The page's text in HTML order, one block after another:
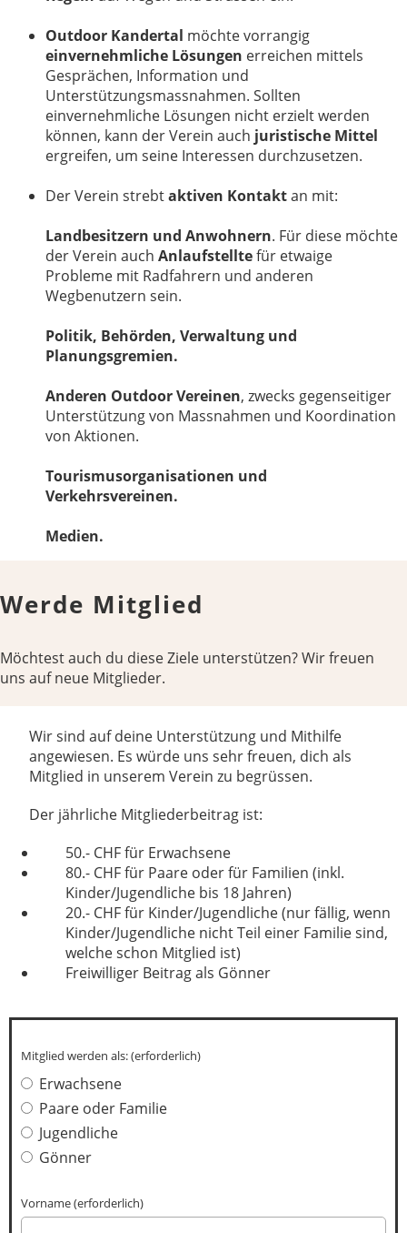
Outdoor Kandertal möchte vorrangig
einvernehmliche Lösungen erreichen mittels
Gesprächen, Information und
Unterstützungsmassnahmen. Sollten
einvernehmliche Lösungen nicht erzielt werden
können, kann der Verein auch juristische Mittel
ergreifen, um seine Interessen durchzusetzen.
Der Verein strebtaktiven Kontaktan mit:
Landbesitzern und Anwohnern. Für diese möchte
der Verein auch Anlaufstelltefür etwaige
Probleme mit Radfahrern und anderen
Wegbenutzern sein.
Politik, Behörden, Verwaltung und
Planungsgremien.
Anderen Outdoor Vereinen, zwecks gegenseitiger
Unterstützung von Massnahmen und Koordination
von Aktionen.
Tourismusorganisationen und
Verkehrsvereinen.
Medien.
Werde Mitglied
Möchtest auch du diese Ziele unterstützen? Wir freuen
uns auf neue Mitglieder.
Wir sind auf deine Unterstützung und Mithilfe
angewiesen. Es würde uns sehr freuen, dich als
Mitglied in unserem Verein zu begrüssen.
Der jährliche Mitgliederbeitrag ist:
50.- CHF für Erwachsene
80.- CHF für Paare oder für Familien (inkl.
Kinder/Jugendliche bis 18 Jahren)
20.- CHF für Kinder/Jugendliche (nur fällig, wenn
Kinder/Jugendliche nicht Teil einer Familie sind,
welche schon Mitglied ist)
Freiwilliger Beitrag als Gönner
Mitglied werden als: (erforderlich)
Erwachsene
Paare oder Familie
Jugendliche
Gönner
Vorname (erforderlich)